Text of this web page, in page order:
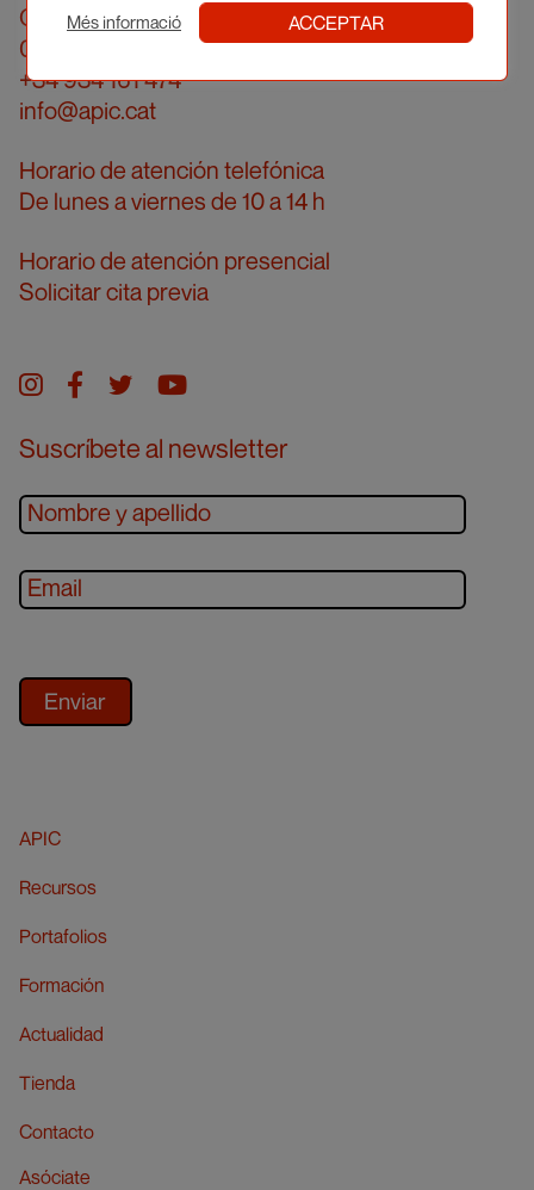
Calle Londres, 96, pral. 2a
08036 Barcelona
+34 934 161 474
info@apic.cat
Horario de atención telefónica
De lunes a viernes de 10 a 14 h
Horario de atención presencial
Solicitar cita previa
Instagram
facebook
twitteryoutube
Suscríbete al newsletter
APIC
Recursos
Portafolios
Formación
Actualidad
Tienda
Contacto
Asóciate
Més informació ACCEPTAR